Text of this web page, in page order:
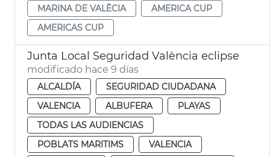
MARINA DE VALÈCIA
AMERICA CUP
AMERICAS CUP
Junta Local Seguridad València eclipse
modificado hace 9 días
ALCALDÍA
SEGURIDAD CIUDADANA
VALENCIA
ALBUFERA
PLAYAS
TODAS LAS AUDIENCIAS
POBLATS MARITIMS
VALENCIA